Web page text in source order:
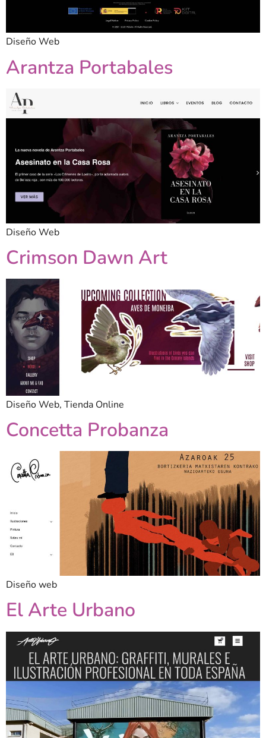
Diseño Web
Arantza Portabales
Diseño Web
Crimson Dawn Art
Diseño Web, Tienda Online
Concetta Probanza
Diseño web
El Arte Urbano